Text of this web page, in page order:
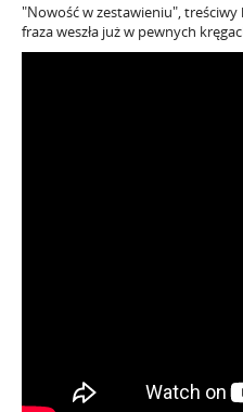
"Nowość w zestawieniu",
fraza weszła już w pewnych